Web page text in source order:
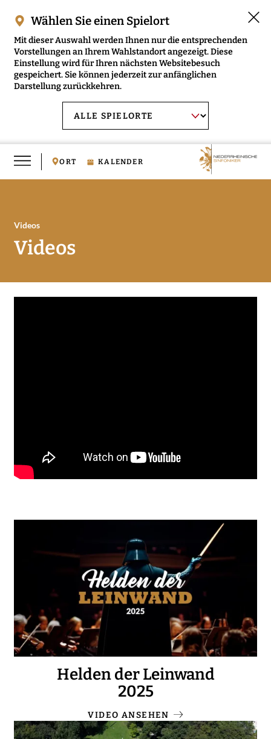
ORT KALENDER
Wählen Sie einen Spielort
Mit dieser Auswahl werden Ihnen nur die entsprechenden
Vorstellungen an Ihrem Wahlstandort angezeigt. Diese
Einstellung wird für Ihren nächsten Websitebesuch
gespeichert. Sie können jederzeit zur anfänglichen
Darstellung zurückkehren.
wählen:
NIEDERRHEINISCHE SINFONIKER ÖFFNEN
MUSIKVERMITTLUNG ÖFFNEN
Videos
Videos
Helden der Leinwand
2025
VIDEO ANSEHEN